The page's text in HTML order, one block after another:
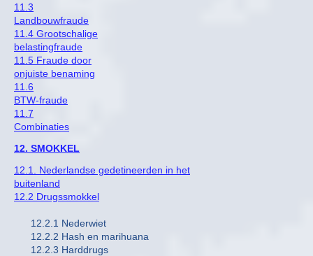
11.3
Landbouwfraude
11.4 Grootschalige
belastingfraude
11.5 Fraude door
onjuiste benaming
11.6
BTW-fraude
11.7
Combinaties
12. SMOKKEL
12.1. Nederlandse gedetineerden in het
buitenland
12.2 Drugssmokkel
12.2.1 Nederwiet
12.2.2 Hash en marihuana
12.2.3 Harddrugs